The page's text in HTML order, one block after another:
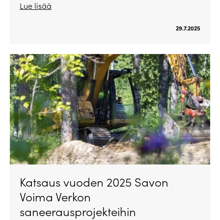
Lue lisää
29.7.2025
Katsaus vuoden 2025 Savon
Voima Verkon
saneerausprojekteihin